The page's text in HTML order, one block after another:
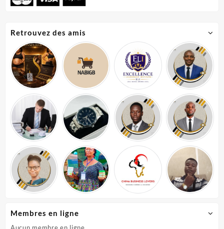
Retrouvez des amis
Membres en ligne
Aucun membre en ligne